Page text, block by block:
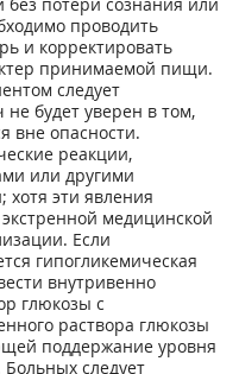
проводить
и корректировать
принимаемой пищи.
следует
не будет уверен в том,
вне опасности.
реакции,
или другими
эти явления
медицинской
Если
гипогликемическая
внутривенно
глюкозы с
раствора глюкозы
поддержание уровня
следует